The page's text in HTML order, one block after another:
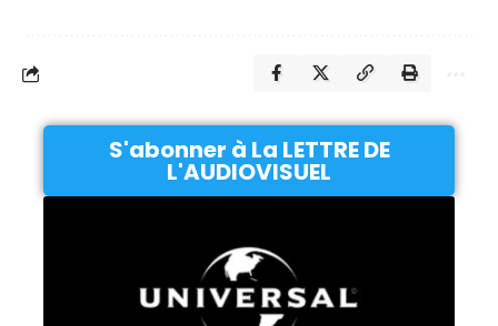
S'abonner à La LETTRE DE
L'AUDIOVISUEL